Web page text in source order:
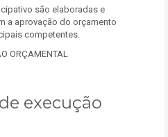
são elaboradas e
a aprovação do orçamento
competentes.
ORÇAMENTAL
execução